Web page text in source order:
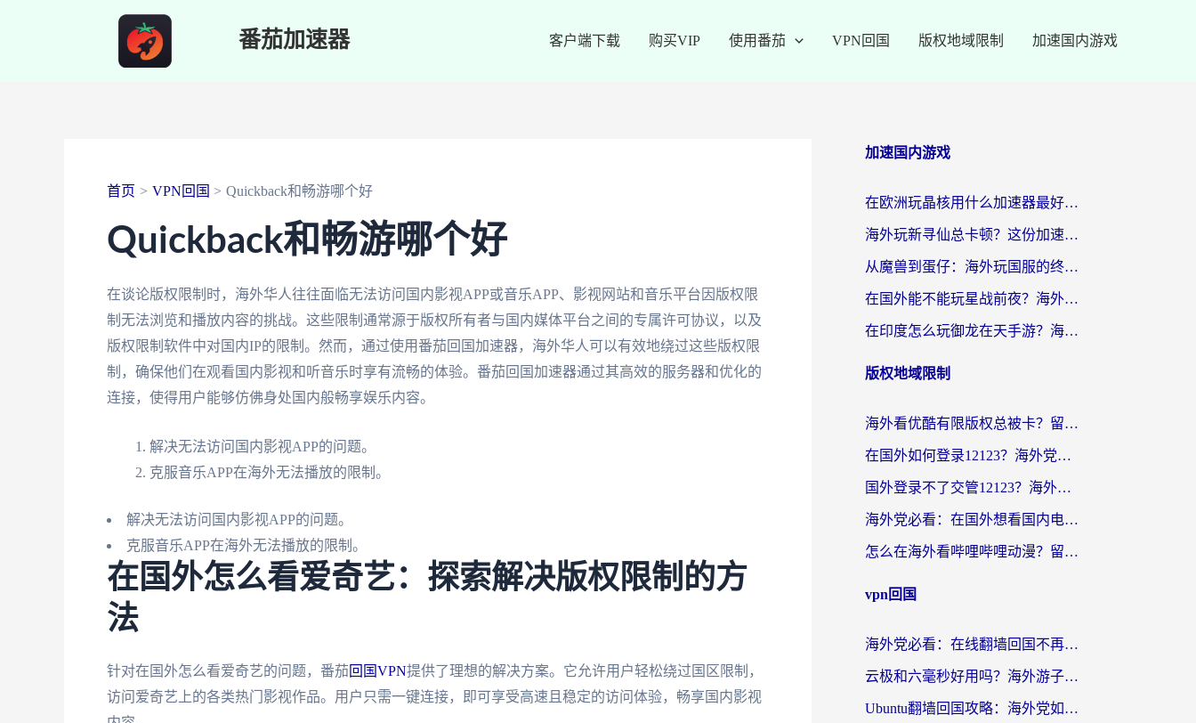
番茄加速器 客户端下载 购买VIP 使用番茄 VPN回国 版权地域限制 加速国内游戏
首页 VPN回国 Quickback和畅游哪个好
Quickback和畅游哪个好
在谈论版权限制时，海外华人往往面临无法访问国内影视APP或音乐APP、影视网站和音乐平台因版权限
制无法浏览和播放内容的挑战。这些限制通常源于版权所有者与国内媒体平台之间的专属许可协议，以及
版权限制软件中对国内IP的限制。然而，通过使用番茄回国加速器，海外华人可以有效地绕过这些版权限
制，确保他们在观看国内影视和听音乐时享有流畅的体验。番茄回国加速器通过其高效的服务器和优化的
连接，使得用户能够仿佛身处国内般畅享娱乐内容。
解决无法访问国内影视APP的问题。
克服音乐APP在海外无法播放的限制。
解决无法访问国内影视APP的问题。
克服音乐APP在海外无法播放的限制。
在国外怎么看爱奇艺：探索解决版权限制的方
法
针对在国外怎么看爱奇艺的问题，番茄回国VPN提供了理想的解决方案。它允许用户轻松绕过国区限制，
访问爱奇艺上的各类热门影视作品。用户只需一键连接，即可享受高速且稳定的访问体验，畅享国内影视
加速国内游戏
在欧洲玩晶核用什么加速器最好呢？一个老玩家的真心话
海外玩新寻仙总卡顿？这份加速器选择指南让你秒回国服流畅体验
从魔兽到蛋仔：海外玩国服的终极加速指南，找到你的专属高速通道
在国外能不能玩星战前夜？海外党国服游戏不卡顿的秘密武器在这里
在印度怎么玩御龙在天手游？海外党畅玩国服的终极生存指南
版权地域限制
海外看优酷有限版权总被卡？留学生亲测有效的回国加速器选择指南
在国外如何登录12123？海外党必备的回国加速实用指南
国外登录不了交管12123？海外华人亲测有效的回国加速器选择指南
海外党必看：在国外想看国内电视剧用什么软件？3步解决地域限制
怎么在海外看哔哩哔哩动漫？留学生亲测有效的回国加速方案
vpn回国
海外党必看：在线翻墙回国不再难！教你选对加速器无缝刷国内资源
云极和六毫秒好用吗？海外游子解锁国内资源的真实答案
Ubuntu翻墙回国攻略：海外党如何选对加速器，无缝刷国内剧玩游戏？